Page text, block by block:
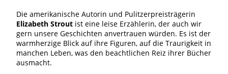
Die amerikanische Autorin und Pulitzerpreisträgerin
Elizabeth Strout ist eine leise Erzählerin, der auch wir
gern unsere Geschichten anvertrauen würden. Es ist der
warmherzige Blick auf ihre Figuren, auf die Traurigkeit in
manchen Leben, was den beachtlichen Reiz ihrer Bücher
ausmacht.